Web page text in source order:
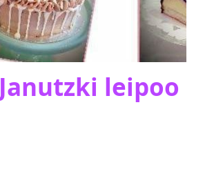
Janutzki leipoo